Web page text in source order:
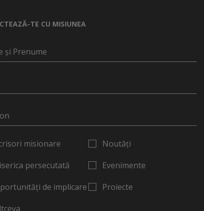
TE CU MISIUNEA
misionare
persecutată
de implicare
Noutăți
Evenimente
Proiecte